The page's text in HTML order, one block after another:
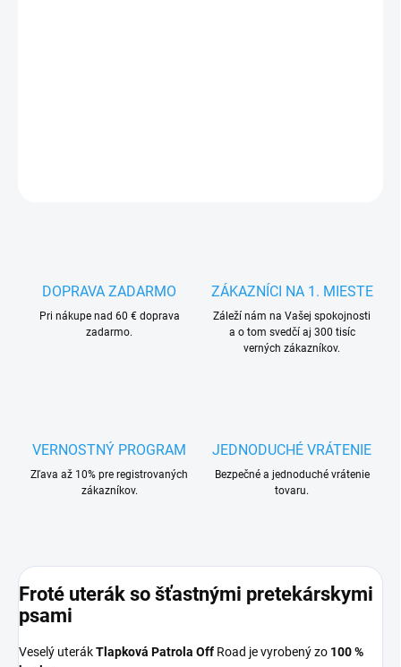
DOPRAVA ZADARMO
Pri nákupe nad 60 € doprava
zadarmo.
ZÁKAZNÍCI NA 1. MIESTE
Záleží nám na Vašej spokojnosti
a o tom svedčí aj 300 tisíc
verných zákazníkov.
VERNOSTNÝ PROGRAM
Zľava až 10% pre registrovaných
zákazníkov.
JEDNODUCHÉ VRÁTENIE
Bezpečné a jednoduché vrátenie
tovaru.
Froté uterák so šťastnými pretekárskymi
psami
Veselý uterákTlapková Patrola Off Road je vyrobený zo 100 %